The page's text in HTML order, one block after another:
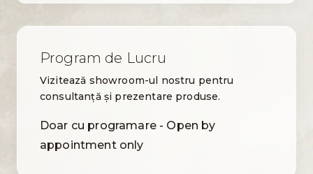
Program de Lucru
Vizitează showroom-ul nostru pentru
consultanță și prezentare produse.
Doar cu programare - Open by
appointment only